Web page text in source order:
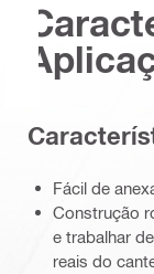
Fácil de
Construção
e trabalhar
reais do